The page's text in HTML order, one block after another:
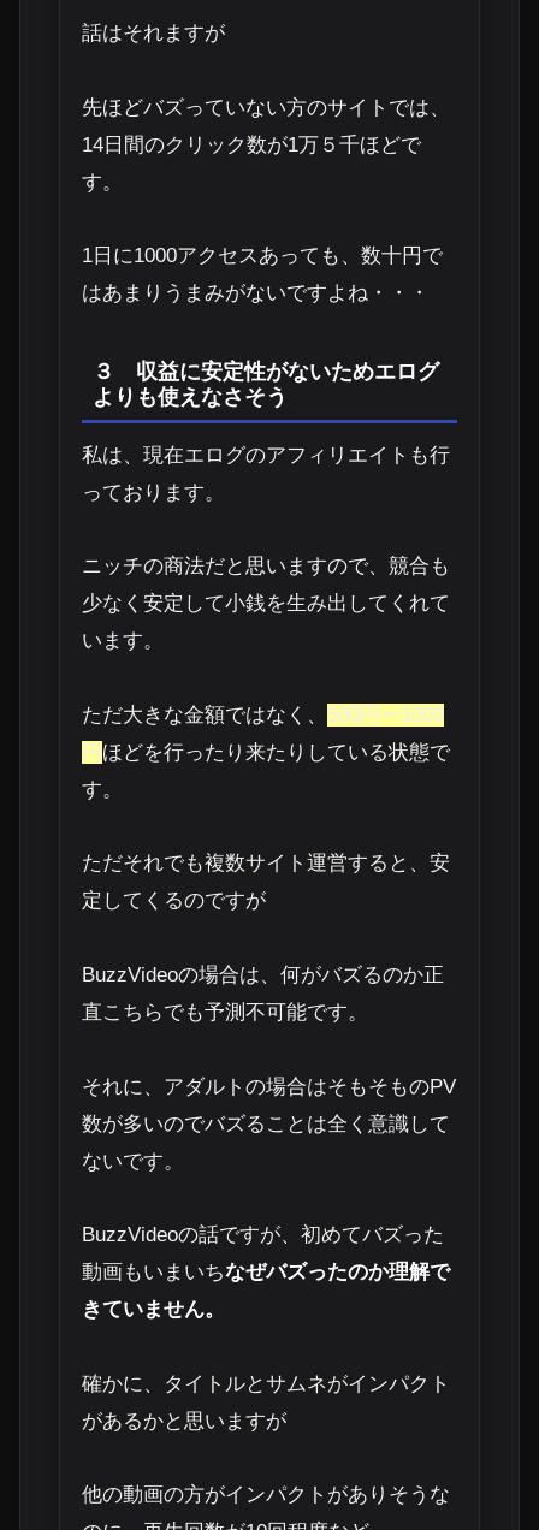
話はそれますが
先ほどバズっていない方のサイトでは、
14日間のクリック数が1万５千ほどで
す。
1日に1000アクセスあっても、数十円 で
はあまりうまみがないですよね・・・
３ 収益に安定性がないためエログ
よりも使えなさそう
私は、現在エログのアフィリエイトも行
っております。
ニッチの商法だと思いますので、競合も
少なく安定して小銭を生み出してくれて
います。
ただ大きな金額ではなく、 500円ー1000
円 ほどを行ったり来たりしている状態で
す。
ただそれでも複数サイト運営すると、安
定してくるのですが
BuzzVideoの場合は、何がバズるのか正
直こちらでも予測不可能です。
それに、アダルトの場合はそもそものPV
数が多いのでバズることは全く意識して
ないです。
BuzzVideoの話ですが、初めてバズった
動画もいまいちなぜバズったのか理解で
きていません。
確かに、タイトルとサムネがインパクト
があるかと思いますが
他の動画の方がインパクトがありそうな